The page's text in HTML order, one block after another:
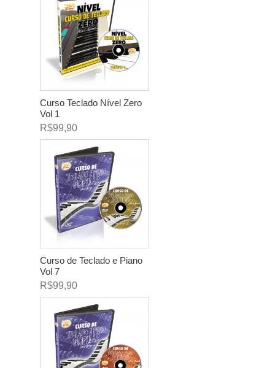
Curso Teclado Nível Zero
Vol 1
R$99,90
Curso de Teclado e Piano
Vol 7
R$99,90